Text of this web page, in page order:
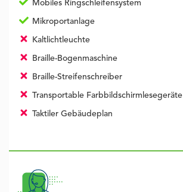
Mobiles Ringschleifensystem
Mikroportanlage
Kaltlichtleuchte
Braille-Bogenmaschine
Braille-Streifenschreiber
Transportable Farbbildschirmlesegeräte
Taktiler Gebäudeplan